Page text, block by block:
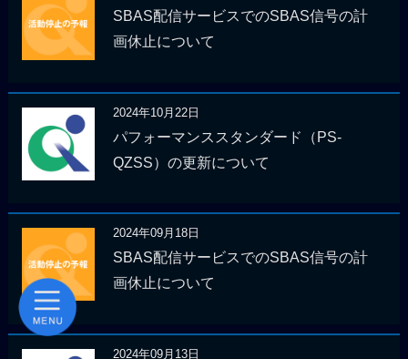
SBAS配信サービスでのSBAS信号の計
画休止について
2024年10月22日
パフォーマンススタンダード（PS-
QZSS）の更新について
2024年09月18日
SBAS配信サービスでのSBAS信号の計
画休止について
2024年09月13日